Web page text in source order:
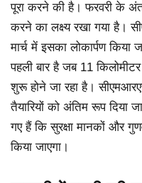
पूरा करने की है। फरवरी के
करने का लक्ष्य रखा गया है।
मार्च में इसका लोकार्पण
पहली बार है जब 11
शुरू होने जा रहा है।
तैयारियों को अंतिम रूप दिया
गए हैं कि सुरक्षा मानकों और
किया जाएगा।